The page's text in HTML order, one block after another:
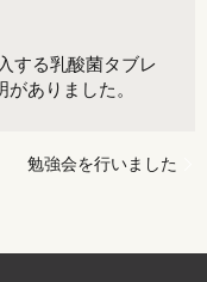
する乳酸菌タブレ
ありました。
勉強会を行いました